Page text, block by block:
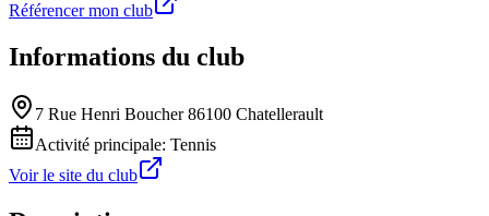
Référencer mon club
Informations du club
7 Rue Henri Boucher 86100 Chatellerault
Activité principale: Tennis
Voir le site du club